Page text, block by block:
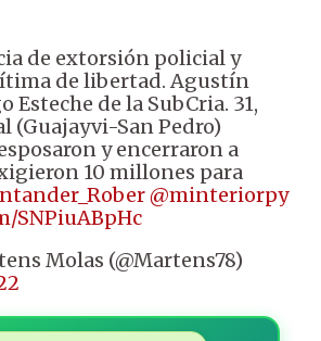
de extorsión policial y
de libertad. Agustín
Esteche de la SubCria. 31,
(Guajayvi-San Pedro)
y encerraron a
10 millones para
@minteriorpy
SNPiuABpHc
Molas (@Martens78)